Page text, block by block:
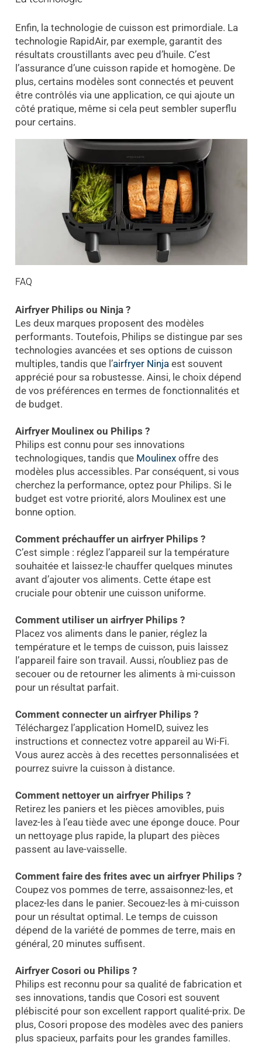
Enfin, la technologie de cuisson est primordiale. La
technologie RapidAir, par exemple, garantit des
résultats croustillants avec peu d’huile. C’est
l’assurance d’une cuisson rapide et homogène. De
plus, certains modèles sont connectés et peuvent
être contrôlés via une application, ce qui ajoute un
côté pratique, même si cela peut sembler superflu
pour certains.
FAQ
Airfryer Philips ou Ninja ?
Les deux marques proposent des modèles
performants. Toutefois, Philips se distingue par ses
technologies avancées et ses options de cuisson
multiples, tandis que l’airfryer Ninjaest souvent
apprécié pour sa robustesse. Ainsi, le choix dépend
de vos préférences en termes de fonctionnalités et
de budget.
Airfryer Moulinex ou Philips ?
Philips est connu pour ses innovations
technologiques, tandis que Moulinexoffre des
modèles plus accessibles. Par conséquent, si vous
cherchez la performance, optez pour Philips. Si le
budget est votre priorité, alors Moulinex est une
bonne option.
Comment préchauffer un airfryer Philips ?
C’est simple : réglez l’appareil sur la température
souhaitée et laissez-le chauffer quelques minutes
avant d’ajouter vos aliments. Cette étape est
cruciale pour obtenir une cuisson uniforme.
Comment utiliser un airfryer Philips ?
Placez vos aliments dans le panier, réglez la
température et le temps de cuisson, puis laissez
l’appareil faire son travail. Aussi, n’oubliez pas de
secouer ou de retourner les aliments à mi-cuisson
pour un résultat parfait.
Comment connecter un airfryer Philips ?
Téléchargez l’application HomeID, suivez les
instructions et connectez votre appareil au Wi-Fi.
Vous aurez accès à des recettes personnalisées et
pourrez suivre la cuisson à distance.
Comment nettoyer un airfryer Philips ?
Retirez les paniers et les pièces amovibles, puis
lavez-les à l’eau tiède avec une éponge douce. Pour
un nettoyage plus rapide, la plupart des pièces
passent au lave-vaisselle.
Comment faire des frites avec un airfryer Philips ?
Coupez vos pommes de terre, assaisonnez-les, et
placez-les dans le panier. Secouez-les à mi-cuisson
pour un résultat optimal. Le temps de cuisson
dépend de la variété de pommes de terre, mais en
général, 20 minutes suffisent.
Airfryer Cosori ou Philips ?
Philips est reconnu pour sa qualité de fabrication et
ses innovations, tandis que Cosori est souvent
plébiscité pour son excellent rapport qualité-prix. De
plus, Cosori propose des modèles avec des paniers
plus spacieux, parfaits pour les grandes familles.